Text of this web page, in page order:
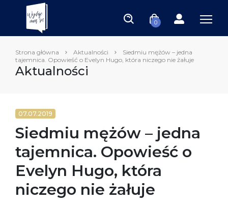
0
Strona główna Aktualności
Siedmiu mężów – jedna
tajemnica. Opowieść o Evelyn Hugo, która niczego nie żałuje
Aktualności
07.07.2019
Siedmiu mężów – jedna
tajemnica. Opowieść o
Evelyn Hugo, która
niczego nie żałuje